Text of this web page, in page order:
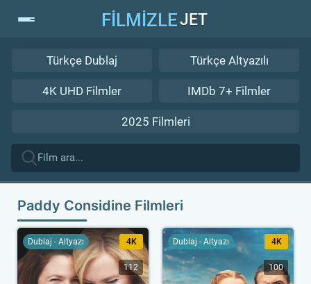
FİLMİZLEJET
Türkçe Dublaj Türkçe Altyazılı
4K UHD Filmler IMDb 7+ Filmler
2025 Filmleri
Paddy Considine Filmleri
Dublaj - Altyazı 4K
112
Dublaj - Altyazı 4K
100